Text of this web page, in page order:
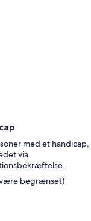
med et handicap,
via
begrænset)